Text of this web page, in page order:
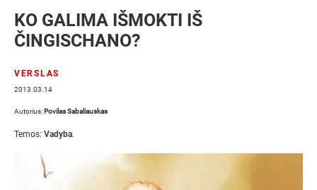
KO GALIMA IŠMOKTI IŠ
ČINGISCHANO?
VERSLAS
2013.03.14
Autorius: Povilas Sabaliauskas
Temos: Vadyba.